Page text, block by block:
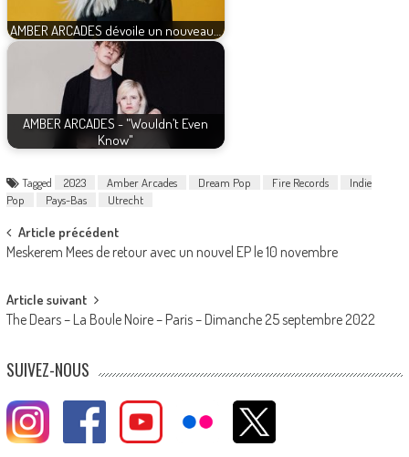
AMBER ARCADES dévoile un nouveau…
AMBER ARCADES - "Wouldn’t Even
Know"
Tagged 2023 Amber Arcades Dream Pop Fire Records
Indie
Pop
Pays-Bas Utrecht
Post
navigation
Article précédent
Meskerem Mees de retour avec un nouvel EP le 10 novembre
Article suivant
The Dears – La Boule Noire – Paris – Dimanche 25 septembre 2022
SUIVEZ-NOUS